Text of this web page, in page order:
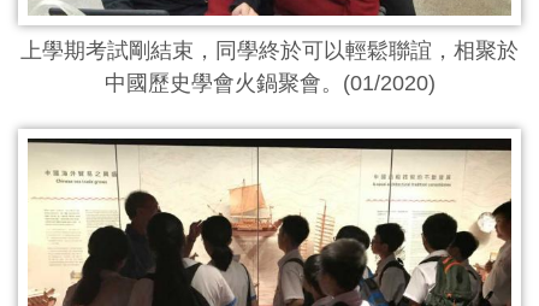
上學期考試剛結束，同學終於可以輕鬆聯誼，相聚於
中國歷史學會火鍋聚會。(01/2020)